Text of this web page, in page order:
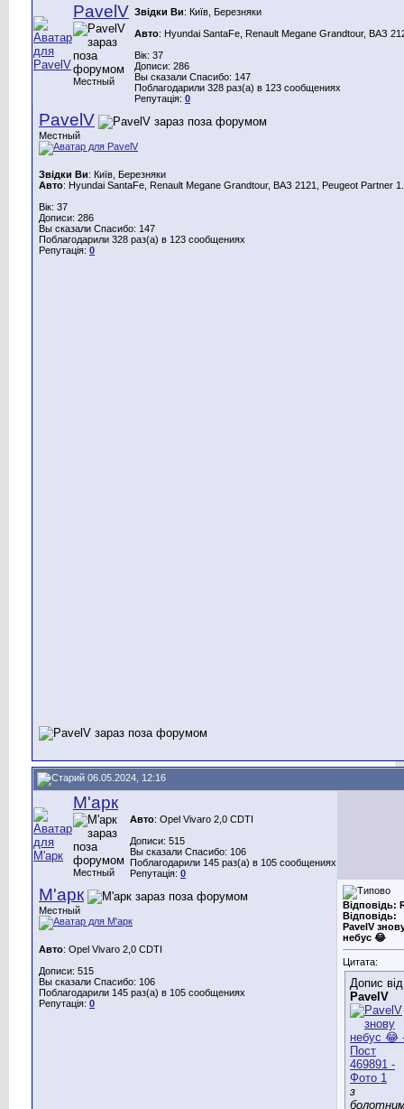
PavelV
Местный
Звідки Ви: Київ, Березняки
Авто: Hyundai SantaFe, Renault Megane Grandtour, ВАЗ
Вік: 37
Дописи: 286
Вы сказали Спасибо: 147
Поблагодарили 328 раз(а) в 123 сообщениях
Репутація: 0
PavelV
Местный
Звідки Ви: Київ, Березняки
Авто: Hyundai SantaFe, Renault Megane Grandtour, ВАЗ 2121, Peugeot Partner
Вік: 37
Дописи: 286
Вы сказали Спасибо: 147
Поблагодарили 328 раз(а) в 123 сообщениях
Репутація: 0
06.05.2024, 12:16
М'арк
Местный
Авто: Opel Vivaro 2,0 CDTI
Дописи: 515
Вы сказали Спасибо: 106
Поблагодарили 145 раз(а) в 105 сообщениях
Репутація: 0
М'арк
Местный
Авто: Opel Vivaro 2,0 CDTI
Дописи: 515
Вы сказали Спасибо: 106
Поблагодарили 145 раз(а) в 105 сообщениях
Репутація: 0
Відповідь:
Відповідь:
PavelV
небус 😂
Цитата:
Допис від
PavelV
з